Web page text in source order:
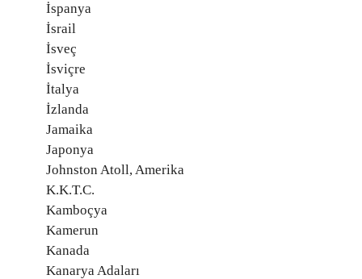
İspanya
İsrail
İsveç
İsviçre
İtalya
İzlanda
Jamaika
Japonya
Johnston Atoll, Amerika
K.K.T.C.
Kamboçya
Kamerun
Kanada
Kanarya Adaları